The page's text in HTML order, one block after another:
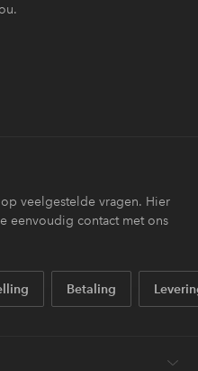
veelgestelde vragen. Hier
eenvoudig contact met ons
Betaling